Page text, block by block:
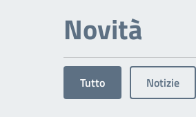
Novità
Tutto Notizie